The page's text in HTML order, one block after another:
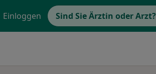
Einloggen Sind Sie Ärztin oder Arzt?